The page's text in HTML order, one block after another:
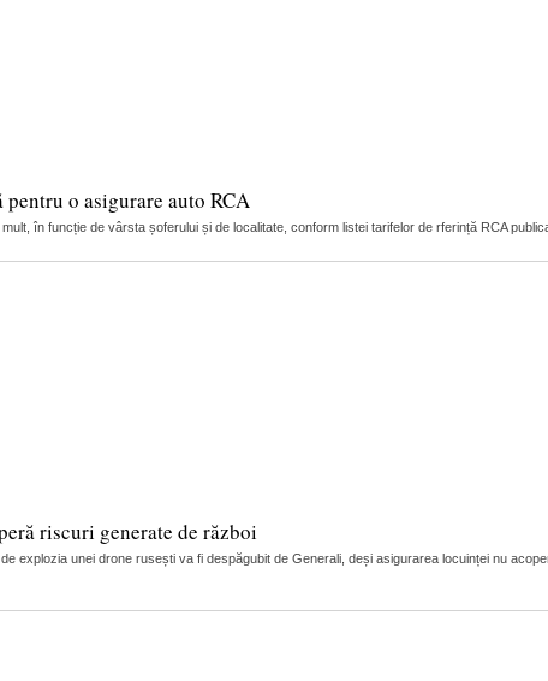
o asigurare auto RCA
în funcție de vârsta șoferului și de localitate, conform listei tarifelor de rferință RCA
riscuri generate de război
explozia unei drone rusești va fi despăgubit de Generali, deși asigurarea locuinței nu